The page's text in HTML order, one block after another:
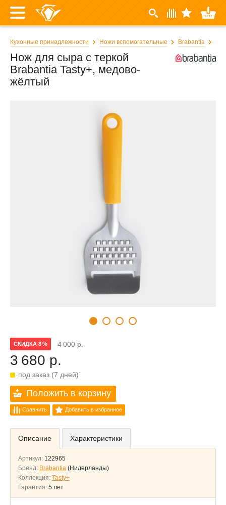
Кухонные принадлежности Ножи вспомогательные Brabantia
Нож для сыра с теркой
Brabantia Tasty+, медово-
жёлтый
СКИДКА 8 % 4 000 р.
3 680 р.
под заказ (7 дней)
Положить в корзину
Сравнить Добавить в избранное
Описание Характеристики
Артикул: 122965
Бренд: Brabantia (Нидерланды)
Коллекция: Tasty+
Гарантия: 5 лет